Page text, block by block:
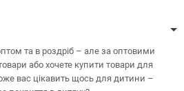
та в роздріб – але за оптовими
або хочете купити товари для
вас цікавить щось для дитини –